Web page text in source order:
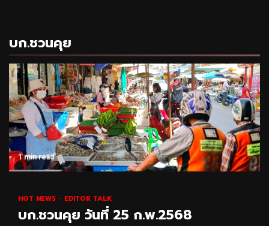
บก.ชวนคุย
1 min read
HOT NEWS EDITOR TALK
บก.ชวนคุย วันที่ 25 ก.พ.2568